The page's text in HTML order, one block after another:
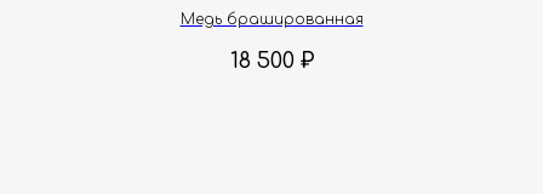
Медь брашированная
18 500 ₽
Политика конфиденциальности